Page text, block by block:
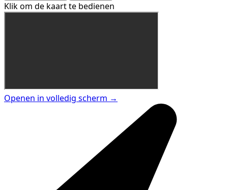
Klik om de kaart te bedienen
Openen in volledig scherm →